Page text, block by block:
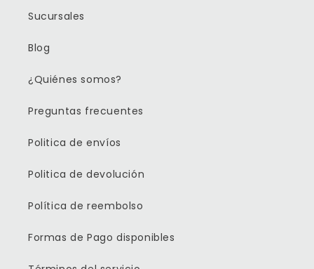
Sucursales
Blog
¿Quiénes somos?
Preguntas frecuentes
Politica de envíos
Politica de devolución
Política de reembolso
Formas de Pago disponibles